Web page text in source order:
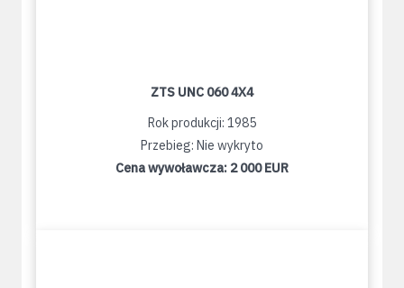
ZTS UNC 060 4X4
Rok produkcji: 1985
Przebieg: Nie wykryto
Cena wywoławcza: 2 000 EUR